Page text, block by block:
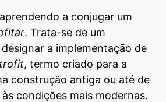
a conjugar um
. Trata-se de um
a implementação de
, termo criado para a
construção antiga ou até de
condições mais modernas.